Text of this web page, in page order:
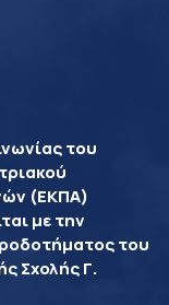
του
(ΕΚΠΑ)
με την
του
Σχολής Γ.